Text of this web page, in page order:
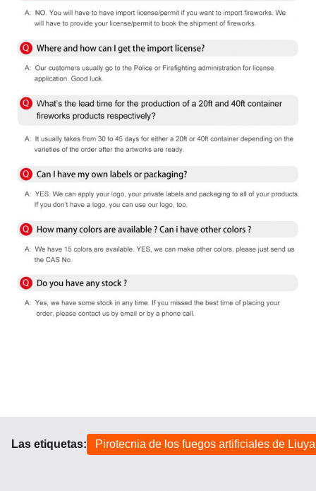
Las etiquetas: Pirotecnia de los fuegos artificiales de